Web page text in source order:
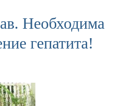
Необходима
гепатита!